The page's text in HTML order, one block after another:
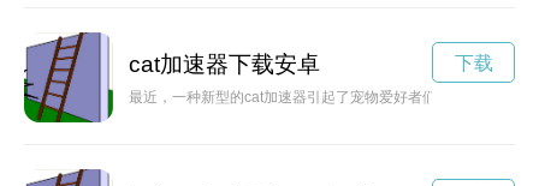
cat加速器下载安卓
最近，一种新型的cat加速器引起了宠物爱好者们的兴趣。它可
下载